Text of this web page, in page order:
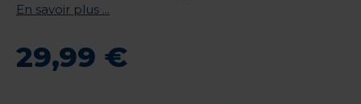
En savoir plus ...
29,99 €